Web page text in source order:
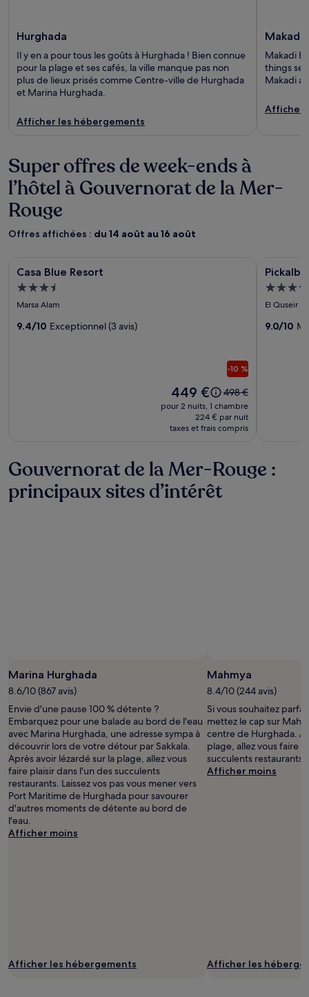
Hurghada
Il y en a pour tous les goûts à Hurghada ! Bien connue
pour la plage et ses cafés, la ville manque pas non
plus de lieux prisés comme Centre-ville de Hurghada
et Marina Hurghada.
Afficher les hébergements
Makadi
Makadi
things
Makadi
Afficher
Super offres de week-ends à
l’hôtel à Gouvernorat de la Mer-
Rouge
Offres affichées : du 14 août au 16 août
Galerie
d’images
de
l’hébergement
Casa
Casa Blue Resort
Hébergement
3.5 étoiles
Marsa Alam
9.4/10 Exceptionnel (3 avis)
-10 %
Le
prix
de 449 €
449 €
Le
prix
était
de
plus
d’informations
498 €
pour 2 nuits, 1 chambre
224 € par nuit
taxes et frais compris
Galerie
de
5.0
El Quseir
9.0/10
Gouvernorat de la Mer-Rouge :
principaux sites d’intérêt
Marina Hurghada
8.6/10 (867 avis)
Envie d'une pause 100 % détente ?
Embarquez pour une balade au bord de l'eau
avec Marina Hurghada, une adresse sympa à
découvrir lors de votre détour par Sakkala.
Après avoir lézardé sur la plage, allez vous
faire plaisir dans l'un des succulents
restaurants. Laissez vos pas vous mener vers
Port Maritime de Hurghada pour savourer
d'autres moments de détente au bord de
l'eau.
Afficher moins
Afficher les hébergements
Mahmya
8.4/10 (244 avis)
Si vous souhaitez
mettez le cap sur
centre de Hurghada.
plage, allez vous faire
succulents restaurants.
Afficher moins
Afficher les